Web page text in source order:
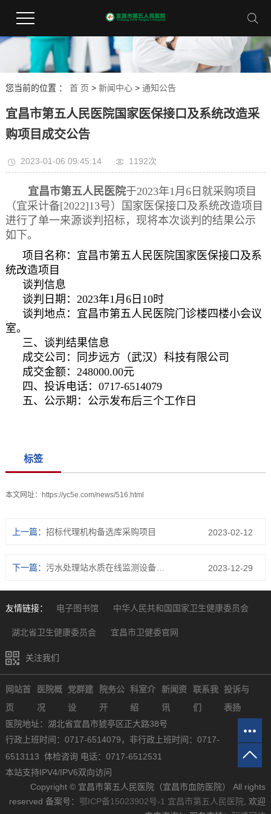
您当前的位置 ： 首 页 > 新闻中心> 通知公告
宜昌市第五人民医院国家医保接口及系统改造采
购项目成交公告
2023-01-06 09:45:14 1192次
宜昌市第五人民医院于2023年1月6日就采购项目
（宜采计备[2022]13号）国家医保接口及系统改造项目
进行了单一来源谈判招标，现将本次谈判的结果公示
如下。
项目名称：宜昌市第五人民医院国家医保接口及系
统改造项目
谈判信息
谈判日期：2023年1月6日10时
谈判地点：宜昌市第五人民医院门诊楼四楼小会议
室。
三、谈判结果信息
成交公司：同步远方（武汉）科技有限公司
成交金额：248000.00元
四、投诉电话：0717-6514079
五、公示期：公示发布后三个工作日
标签
本文网址： https://yc5e.com/news/516.html
上一篇： 招标代理机构备选库采购项目 2023-02-12
下一篇： 污水处理站水质在线监测设备运维服务采购项目 2023-12-29
友情链接： 电子图书馆 中华人民共和国国家卫生健康委员会
湖北省卫生健康委员会 宜昌市卫健委官网
关注我们
网站首
页
医院概
况
党群建
设
院务公
开
科室介
绍
新闻资
讯
联系我
们
投诉与
表扬
医院地址：湖北省宜昌市猇亭区正大路38号
行政上班时间：0717-6514079，非行政上班时间：0717-
6513113 体检咨询 电话：0717-6512531
本站支持IPV4/IPV6双向访问
Copyright © 宜昌市第五人民医院（宜昌市血防医院） All rights
reserved 备案号： 鄂ICP备15023902号-1 宜昌市第五人民医院 , 欢迎